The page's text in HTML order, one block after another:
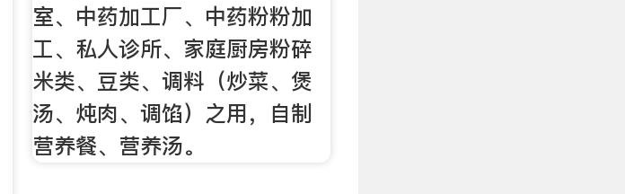
室、中药加工厂、中药粉粉加
工、私人诊所、家庭厨房粉碎
米类、豆类、调料（炒菜、煲
汤、炖肉、调馅）之用，自制
营养餐、营养汤。